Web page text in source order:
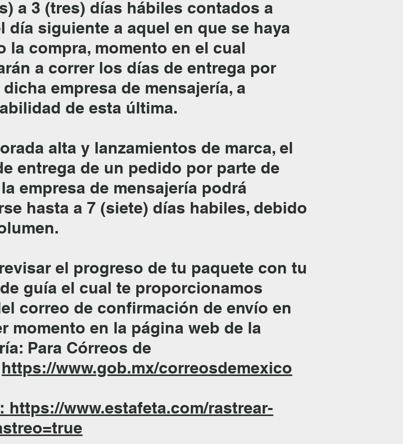
a 3 (tres) días hábiles contados a
día siguiente a aquel en que se haya
la compra, momento en el cual
a correr los días de entrega por
empresa de mensajería, a
de esta última.
alta y lanzamientos de marca, el
entrega de un pedido por parte de
empresa de mensajería podrá
hasta a 7 (siete) días habiles, debido
el progreso de tu paquete con tu
guía el cual te proporcionamos
correo de confirmación de envío en
momento en la página web de la
Para Córreos de
https://www.gob.mx/correosdemexico
https://www.estafeta.com/rastrear-